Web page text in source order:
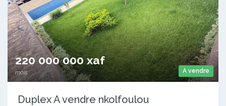
A vendre
220 000 000 xaf
mois
Duplex A vendre nkolfoulou